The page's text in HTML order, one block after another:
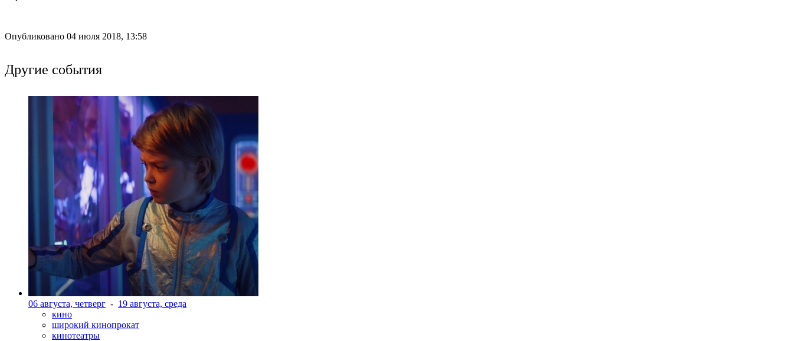
Опубликовано 04 июля 2018, 13:58
Другие события
06 августа, четверг - 19 августа, среда
кино
широкий кинопрокат
кинотеатры